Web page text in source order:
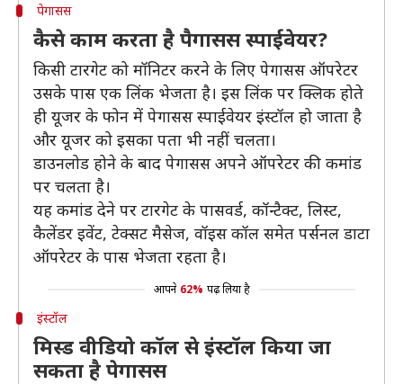
पेगासस
कैसे काम करता है पैगासस स्पाईवेयर?
किसी टारगेट को मॉनिटर करने के लिए पेगासस ऑपरेटर
उसके पास एक लिंक भेजता है। इस लिंक पर क्लिक होते
ही यूजर के फोन में पेगासस स्पाईवेयर इंस्टॉल हो जाता है
और यूजर को इसका पता भी नहीं चलता।
डाउनलोड होने के बाद पेगासस अपने ऑपरेटर की कमांड
पर चलता है।
यह कमांड देने पर टारगेट के पासवर्ड, कॉन्टैक्ट, लिस्ट,
कैलेंडर इवेंट, टेक्सट मैसेज, वॉइस कॉल समेत पर्सनल डाटा
ऑपरेटर के पास भेजता रहता है।
आपने 62% पढ़ लिया है
इंस्टॉल
मिस्ड वीडियो कॉल से इंस्टॉल किया जा
सकता है पेगासस